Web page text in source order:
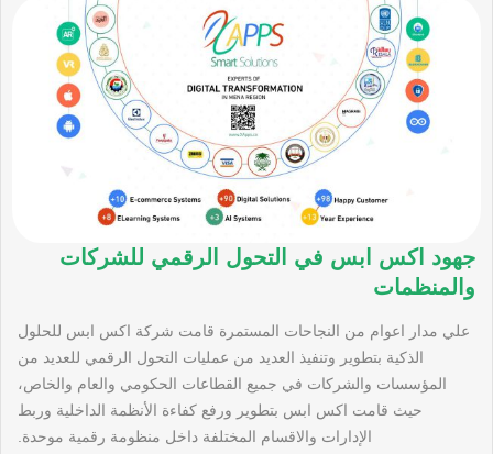
جهود اكس ابس في التحول الرقمي للشركات
والمنظمات
علي مدار اعوام من النجاحات المستمرة قامت شركة اكس ابس للحلول
الذكية بتطوير وتنفيذ العديد من عمليات التحول الرقمي للعديد من
المؤسسات والشركات في جميع القطاعات الحكومي والعام والخاص،
حيث قامت اكس ابس بتطوير ورفع كفاءة الأنظمة الداخلية وربط
الإدارات والاقسام المختلفة داخل منظومة رقمية موحدة.